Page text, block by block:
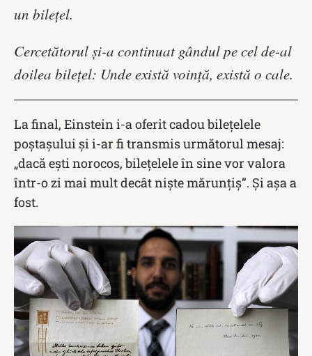
un bilețel.
Cercetătorul și-a continuat gândul pe cel de-al
doilea bilețel: Unde există voință, există o cale.
La final, Einstein i-a oferit cadou bilețelele
poștașului și i-ar fi transmis următorul mesaj:
„dacă ești norocos, bilețelele în sine vor valora
într-o zi mai mult decât niște mărunțiș”. Și așa a
fost.